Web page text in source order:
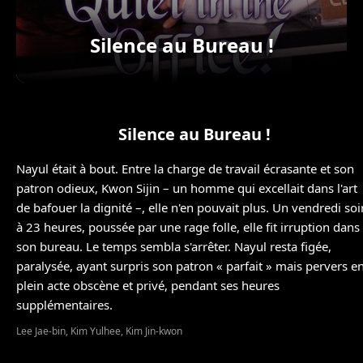
Silence au Bureau !
Silence au Bureau !
Nayul était à bout. Entre la charge de travail écrasante et son
patron odieux, Kwon Sijin – un homme qui excellait dans l'art
de bafouer la dignité –, elle n'en pouvait plus. Un vendredi
à 23 heures, poussée par une rage folle, elle fit irruption dans
son bureau. Le temps sembla s'arrêter. Nayul resta figée,
paralysée, ayant surpris son patron « parfait » mais pervers
plein acte obscène et privé, pendant ses heures
supplémentaires.
Lee Jae-bin, Kim Yulhee, Kim Jin-kwon